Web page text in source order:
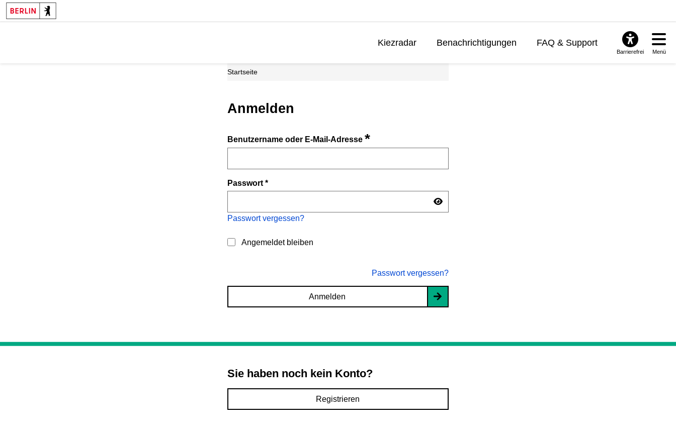
Kiezradar Benachrichtigungen FAQ & Support
Barrierefrei Menü
Startseite
Anmelden
Benutzername oder E-Mail-Adresse*
Passwort*
Passwort vergessen?
Angemeldet bleiben
Passwort vergessen?
Anmelden
Sie haben noch kein Konto?
Registrieren